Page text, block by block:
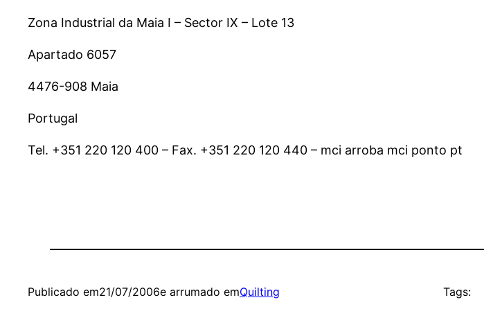
Zona Industrial da Maia I – Sector IX – Lote 13
Apartado 6057
4476-908 Maia
Portugal
Tel. +351 220 120 400 – Fax. +351 220 120 440 – mci arroba mci ponto pt
Publicado em21/07/2006e arrumado emQuilting Tags: